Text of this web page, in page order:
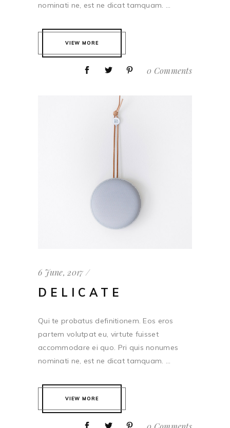
nominati ne, est ne dicat tamquam. ...
VIEW MORE
0 Comments
6 June, 2017
DELICATE
Qui te probatus definitionem. Eos eros
partem volutpat eu, virtute fuisset
accommodare ei quo. Pri quis nonumes
nominati ne, est ne dicat tamquam. ...
VIEW MORE